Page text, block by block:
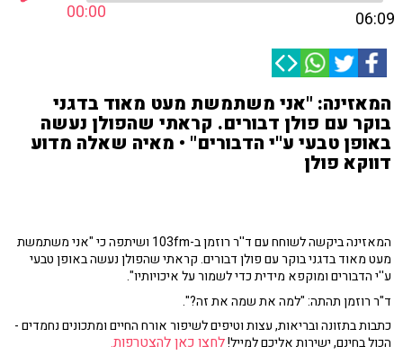
00:00 06:09
המאזינה: "אני משתמשת מעט מאוד בדגני
בוקר עם פולן דבורים. קראתי שהפולן נעשה
באופן טבעי ע''י הדבורים" • מאיה שאלה מדוע
דווקא פולן
המאזינה ביקשה לשוחח עם ד''ר רוזמן ב-103fm ושיתפה כי "אני משתמשת
מעט מאוד בדגני בוקר עם פולן דבורים. קראתי שהפולן נעשה באופן טבעי
ע''י הדבורים ומוקפא מידית כדי לשמור על איכויותיו".
ד"ר רוזמן תהתה: "למה את שמה את זה?".
כתבות בתזונה ובריאות, עצות וטיפים לשיפור אורח החיים ומתכונים נחמדים -
הכול בחינם, ישירות אליכם למייל!לחצו כאן להצטרפות.